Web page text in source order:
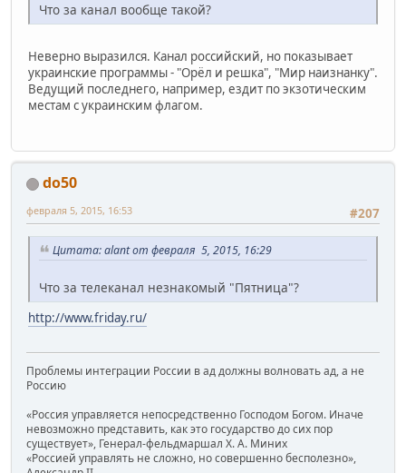
Что за канал вообще такой?
Неверно выразился. Канал российский, но показывает
украинские программы - "Орёл и решка", "Мир наизнанку".
Ведущий последнего, например, ездит по экзотическим
местам с украинским флагом.
do50
#207
февраля 5, 2015, 16:53
Цитата: alant от февраля 5, 2015, 16:29
Что за телеканал незнакомый "Пятница"?
http://www.friday.ru/
Проблемы интеграции России в ад должны волновать ад, а не
Россию
«Россия управляется непосредственно Господом Богом. Иначе
невозможно представить, как это государство до сих пор
существует», Генерал-фельдмаршал Х. А. Миних
«Россией управлять не сложно, но совершенно бесполезно»,